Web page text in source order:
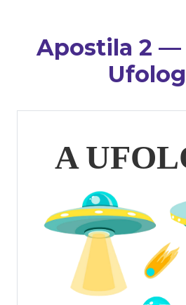
Apostila 2 —
A